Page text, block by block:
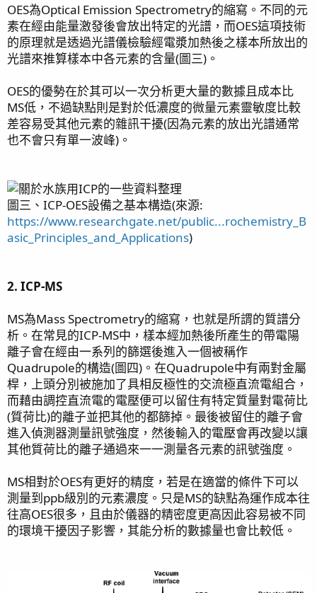
OES為Optical Emission Spectrometry的縮寫。不同的元
素在經由能量激發後會放出特定的光譜，而OES這項技術
的原理就是透過光譜儀檢驗經電漿加熱後之樣本所放出的
光譜來推算樣本中各元素的含量(圖三)。
OES的優勢在於其可以一次分析更大量的數據且成本比
MS低，不過缺點則是對於低濃度的微量元素靈敏度比較
差容易受其他元素的雜訊干擾(因為元素的放出光譜通常
也不會只有單一波峰)。
圖三、ICP-OES設備之基本構造(來源:
https://www.researchgate.net/public...rochemistry_B
asic_Principles_and_Applications)
2. ICP-MS
MS為Mass Spectrometry的縮寫，也就是所謂的質譜分
析。在常見的ICP-MS中，樣本經加熱後所產生的帶電陽
離子會在經由一系列的篩選後進入一個被稱作
Quadrupole的構造(圖四)。在Quadrupole中有兩對金屬
桿，上頭分別被施加了具相反極性的交流極直流電組合，
而藉由調控直流電的電壓便可以留住有特定質量對電荷比
(質荷比)的離子並把其他的都篩掉。最後被留住的離子會
進入偵測器測量訊號強度，然後輸入的電壓會再改變以讓
其他質荷比的離子通過來一一測量各元素的訊號強度。
MS相對於OES有更好的精度，若是在適當的條件下可以
測量到ppb級別的元素濃度。只是MS的缺點為運作成本往
往高OES很多，且由於儀器的精密度更高因此容易被不同
的環境干擾因子影響，其能分析的數據量也會比較低。